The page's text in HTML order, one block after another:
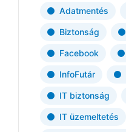
Adatmentés
Biztonság
Facebook
InfoFutár
IT biztonság
IT üzemeltetés